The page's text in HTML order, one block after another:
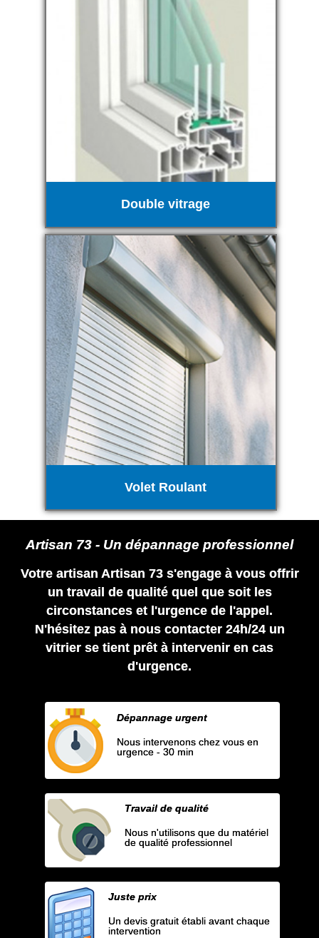
Double vitrage
Volet Roulant
Artisan 73 - Un dépannage professionnel
Votre artisan Artisan 73 s'engage à vous offrir
un travail de qualité quel que soit les
circonstances et l'urgence de l'appel.
N'hésitez pas à nous contacter 24h/24 un
vitrier se tient prêt à intervenir en cas
d'urgence.
Dépannage urgent
Nous intervenons chez vous en
urgence - 30 min
Travail de qualité
Nous n'utilisons que du matériel
de qualité professionnel
Juste prix
Un devis gratuit établi avant chaque
intervention